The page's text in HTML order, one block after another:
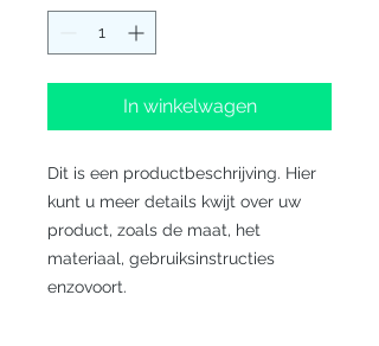
In winkelwagen
Dit is een productbeschrijving. Hier
kunt u meer details kwijt over uw
product, zoals de maat, het
materiaal, gebruiksinstructies
enzovoort.